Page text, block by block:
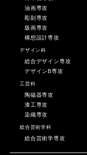
油画専攻
彫刻専攻
版画専攻
構想設計専攻
デザイン科
総合デザイン専攻
デザインB専攻
工芸科
陶磁器専攻
漆工専攻
染織専攻
総合芸術学科
総合芸術学専攻